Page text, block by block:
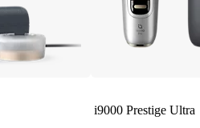
i9000 Prestige Ultra